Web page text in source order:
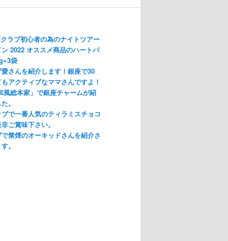
ラブ初心者の為のナイトツアー
2022 オススメ商品のハートパ
袋
さんを紹介します！銀座で30
アクティブなママさんですよ！
風総本家」で銀座チャームが紹
。
で一番人気のティラミスチョコ
ご賞味下さい。
禁煙のオーキッドさんを紹介さ
。